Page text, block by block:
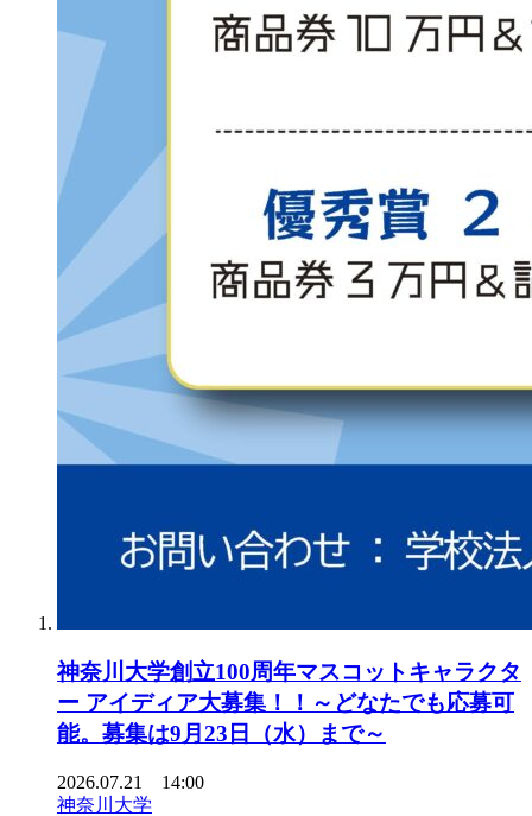
神奈川大学創立100周年マスコットキャラクタ
ー アイディア大募集！！～どなたでも応募可
能。募集は9月23日（水）まで～
2026.07.21 14:00
神奈川大学